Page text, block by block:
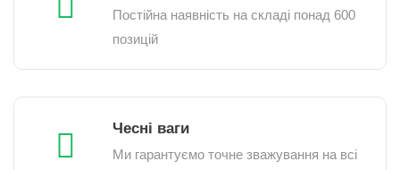
Постійна наявність на складі понад 600
позицій
Чесні ваги
Ми гарантуємо точне зважування на всі